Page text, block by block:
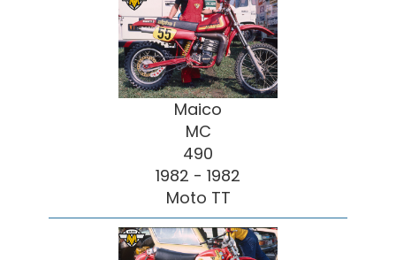
Maico
MC
490
1982 - 1982
Moto TT